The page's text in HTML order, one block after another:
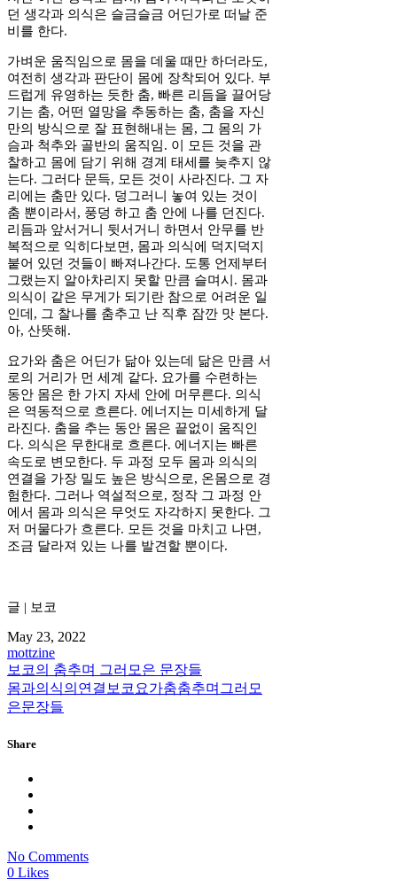
던 생각과 의식은 슬금슬금 어딘가로 떠날 준
비를 한다.
가벼운 움직임으로 몸을 데울 때만 하더라도,
여전히 생각과 판단이 몸에 장착되어 있다. 부
드럽게 유영하는 듯한 춤, 빠른 리듬을 끌어당
기는 춤, 어떤 열망을 추동하는 춤, 춤을 자신
만의 방식으로 잘 표현해내는 몸, 그 몸의 가
슴과 척추와 골반의 움직임. 이 모든 것을 관
찰하고 몸에 담기 위해 경계 태세를 늦추지 않
는다. 그러다 문득, 모든 것이 사라진다. 그 자
리에는 춤만 있다. 덩그러니 놓여 있는 것이
춤 뿐이라서, 풍덩 하고 춤 안에 나를 던진다.
리듬과 앞서거니 뒷서거니 하면서 안무를 반
복적으로 익히다보면, 몸과 의식에 덕지덕지
붙어 있던 것들이 빠져나간다. 도통 언제부터
그랬는지 알아차리지 못할 만큼 슬며시. 몸과
의식이 같은 무게가 되기란 참으로 어려운 일
인데, 그 찰나를 춤추고 난 직후 잠깐 맛 본다.
아, 산뜻해.
요가와 춤은 어딘가 닮아 있는데 닮은 만큼 서
로의 거리가 먼 세계 같다. 요가를 수련하는
동안 몸은 한 가지 자세 안에 머무른다. 의식
은 역동적으로 흐른다. 에너지는 미세하게 달
라진다. 춤을 추는 동안 몸은 끝없이 움직인
다. 의식은 무한대로 흐른다. 에너지는 빠른
속도로 변모한다. 두 과정 모두 몸과 의식의
연결을 가장 밀도 높은 방식으로, 온몸으로 경
험한다. 그러나 역설적으로, 정작 그 과정 안
에서 몸과 의식은 무엇도 자각하지 못한다. 그
저 머물다가 흐른다. 모든 것을 마치고 나면,
조금 달라져 있는 나를 발견할 뿐이다.
글 | 보코
May 23, 2022
mottzine
보코의 춤추며 그러모은 문장들
몸과의식의연결보코요가춤춤추며그러모
은문장들
Share
No Comments
0 Likes